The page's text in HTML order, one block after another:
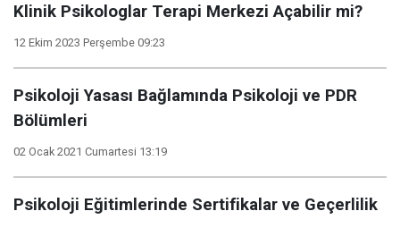
Klinik Psikologlar Terapi Merkezi Açabilir mi?
12 Ekim 2023 Perşembe 09:23
Psikoloji Yasası Bağlamında Psikoloji ve PDR
Bölümleri
02 Ocak 2021 Cumartesi 13:19
Psikoloji Eğitimlerinde Sertifikalar ve Geçerlilik